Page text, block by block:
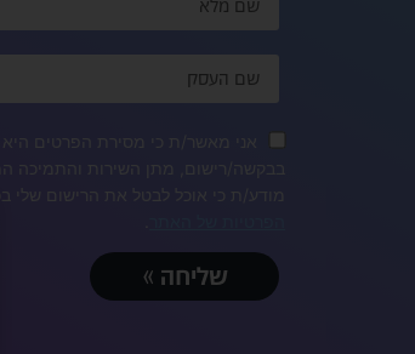
אני מאשר/ת כי מסירת הפרטים היא
בבקשה/רישום, מתן השירות והתמיכה
מודע/ת כי אוכל לבטל את הרישום
שליחה »